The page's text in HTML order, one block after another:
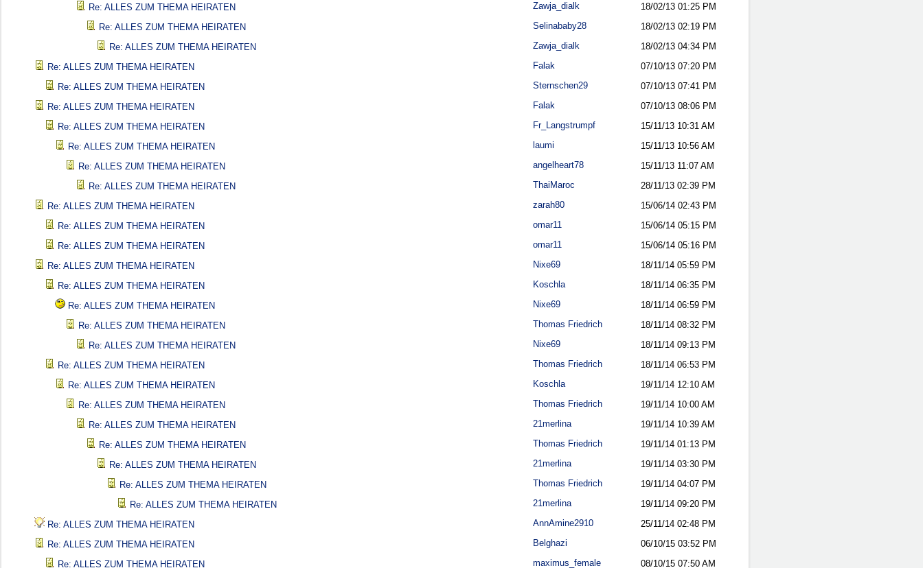
Re: ALLES ZUM THEMA HEIRATEN
Zawja_dialk 18/02/13 01:25 PM
Re: ALLES ZUM THEMA HEIRATEN
Selinababy28 18/02/13 02:19 PM
Re: ALLES ZUM THEMA HEIRATEN
Zawja_dialk 18/02/13 04:34 PM
Re: ALLES ZUM THEMA HEIRATEN
Falak 07/10/13 07:20 PM
Re: ALLES ZUM THEMA HEIRATEN
Sternschen29 07/10/13 07:41 PM
Re: ALLES ZUM THEMA HEIRATEN
Falak 07/10/13 08:06 PM
Re: ALLES ZUM THEMA HEIRATEN
Fr_Langstrumpf 15/11/13 10:31 AM
Re: ALLES ZUM THEMA HEIRATEN
laumi 15/11/13 10:56 AM
Re: ALLES ZUM THEMA HEIRATEN
angelheart78 15/11/13 11:07 AM
Re: ALLES ZUM THEMA HEIRATEN
ThaiMaroc 28/11/13 02:39 PM
Re: ALLES ZUM THEMA HEIRATEN
zarah80 15/06/14 02:43 PM
Re: ALLES ZUM THEMA HEIRATEN
omar11 15/06/14 05:15 PM
Re: ALLES ZUM THEMA HEIRATEN
omar11 15/06/14 05:16 PM
Re: ALLES ZUM THEMA HEIRATEN
Nixe69 18/11/14 05:59 PM
Re: ALLES ZUM THEMA HEIRATEN
Koschla 18/11/14 06:35 PM
Re: ALLES ZUM THEMA HEIRATEN
Nixe69 18/11/14 06:59 PM
Re: ALLES ZUM THEMA HEIRATEN
Thomas Friedrich 18/11/14 08:32 PM
Re: ALLES ZUM THEMA HEIRATEN
Nixe69 18/11/14 09:13 PM
Re: ALLES ZUM THEMA HEIRATEN
Thomas Friedrich 18/11/14 06:53 PM
Re: ALLES ZUM THEMA HEIRATEN
Koschla 19/11/14 12:10 AM
Re: ALLES ZUM THEMA HEIRATEN
Thomas Friedrich 19/11/14 10:00 AM
Re: ALLES ZUM THEMA HEIRATEN
21merlina 19/11/14 10:39 AM
Re: ALLES ZUM THEMA HEIRATEN
Thomas Friedrich 19/11/14 01:13 PM
Re: ALLES ZUM THEMA HEIRATEN
21merlina 19/11/14 03:30 PM
Re: ALLES ZUM THEMA HEIRATEN
Thomas Friedrich 19/11/14 04:07 PM
Re: ALLES ZUM THEMA HEIRATEN
21merlina 19/11/14 09:20 PM
Re: ALLES ZUM THEMA HEIRATEN
AnnAmine2910 25/11/14 02:48 PM
Re: ALLES ZUM THEMA HEIRATEN
Belghazi 06/10/15 03:52 PM
Re: ALLES ZUM THEMA HEIRATEN
maximus_female 08/10/15 07:50 AM